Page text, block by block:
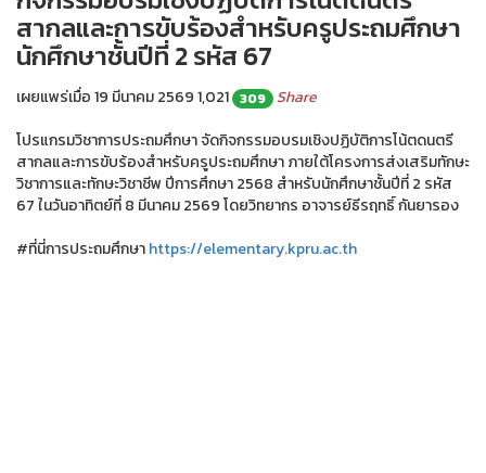
สากลและการขับร้องสำหรับครูประถมศึกษา
นักศึกษาชั้นปีที่ 2 รหัส 67
เผยแพร่เมื่อ 19 มีนาคม 25691,021 309
Share
โปรแกรมวิชาการประถมศึกษา จัดกิจกรรมอบรมเชิงปฏิบัติการโน้ตดนตรี
สากลและการขับร้องสำหรับครูประถมศึกษา ภายใต้โครงการส่งเสริมทักษะ
วิชาการและทักษะวิชาชีพ ปีการศึกษา 2568 สำหรับนักศึกษาชั้นปีที่ 2 รหัส
67 ในวันอาทิตย์ที่ 8 มีนาคม 2569 โดยวิทยากร อาจารย์ธีรฤทธิ์ กันยารอง
#ที่นี่การประถมศึกษาhttps://elementary.kpru.ac.th